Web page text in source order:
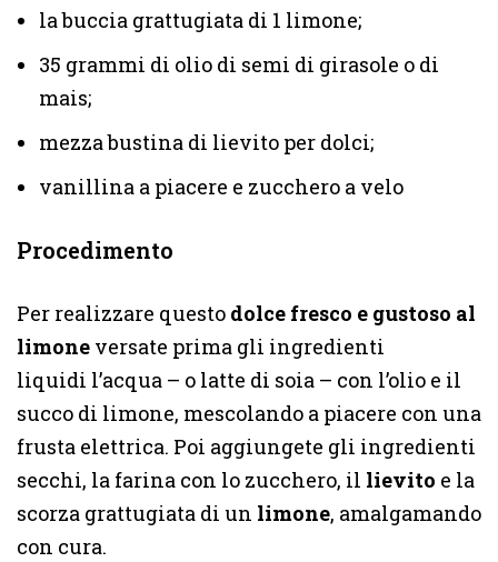
la buccia grattugiata di 1 limone;
35 grammi di olio di semi di girasole o di
mais;
mezza bustina di lievito per dolci;
vanillina a piacere e zucchero a velo
Procedimento
Per realizzare questo dolce fresco e gustoso al
limone versate prima gli ingredienti
liquidi l’acqua – o latte di soia – con l’olio e il
succo di limone, mescolando a piacere con una
frusta elettrica. Poi aggiungete gli ingredienti
secchi, la farina con lo zucchero, il lievito e la
scorza grattugiata di un limone, amalgamando
con cura.